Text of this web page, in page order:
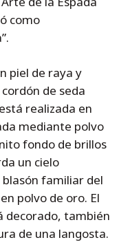
como
piel de raya y
de seda
realizada en
mediante polvo
fondo de brillos
un cielo
familiar del
polvo de oro. El
decorado, también
de una langosta.